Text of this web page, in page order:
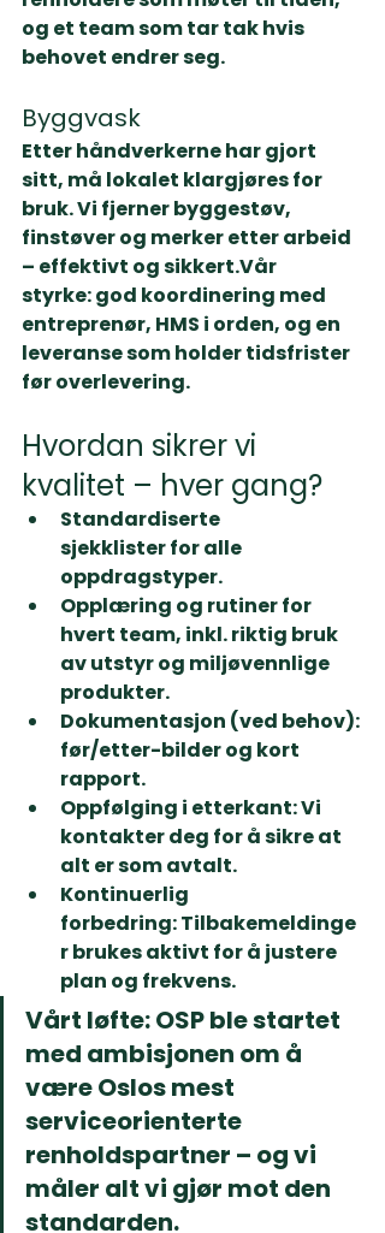
og et team som tar tak hvis
behovet endrer seg.
Byggvask
Etter håndverkerne har gjort
sitt, må lokalet klargjøres for
bruk. Vi fjerner byggestøv,
finstøver og merker etter arbeid
– effektivt og sikkert.Vår
styrke: god koordinering med
entreprenør, HMS i orden, og en
leveranse som holder tidsfrister
før overlevering.
Hvordan sikrer vi
kvalitet – hver gang?
Standardiserte
sjekklister for alle
oppdragstyper.
Opplæring og rutiner for
hvert team, inkl. riktig bruk
av utstyr og miljøvennlige
produkter.
Dokumentasjon (ved behov):
før/etter-bilder og kort
rapport.
Oppfølging i etterkant: Vi
kontakter deg for å sikre at
alt er som avtalt.
Kontinuerlig
forbedring: Tilbakemeldinge
r brukes aktivt for å justere
plan og frekvens.
Vårt løfte: OSP ble startet
med ambisjonen om å
være Oslos mest
serviceorienterte
renholdspartner – og vi
måler alt vi gjør mot den
standarden.